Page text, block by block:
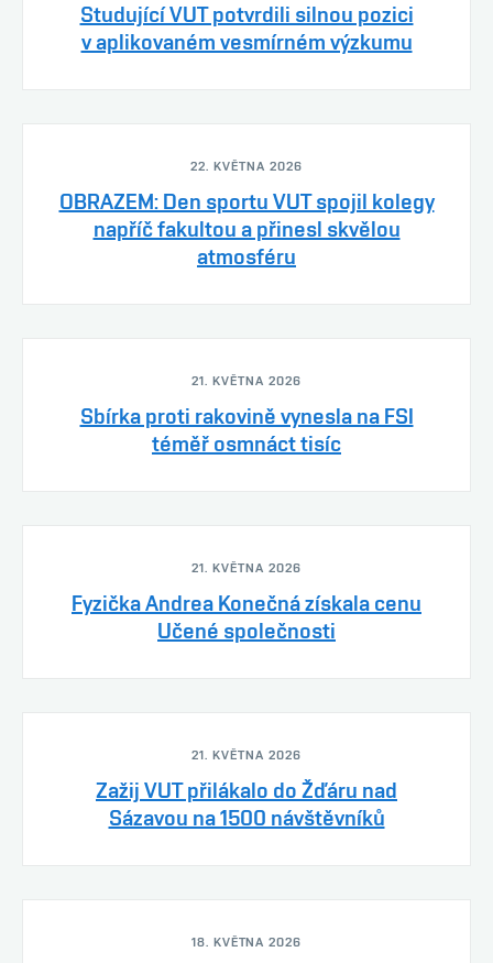
Studující VUT potvrdili silnou pozici
v aplikovaném vesmírném výzkumu
22. KVĚTNA 2026
OBRAZEM: Den sportu VUT spojil kolegy
napříč fakultou a přinesl skvělou
atmosféru
21. KVĚTNA 2026
Sbírka proti rakovině vynesla na FSI
téměř osmnáct tisíc
21. KVĚTNA 2026
Fyzička Andrea Konečná získala cenu
Učené společnosti
21. KVĚTNA 2026
Zažij VUT přilákalo do Žďáru nad
Sázavou na 1500 návštěvníků
18. KVĚTNA 2026